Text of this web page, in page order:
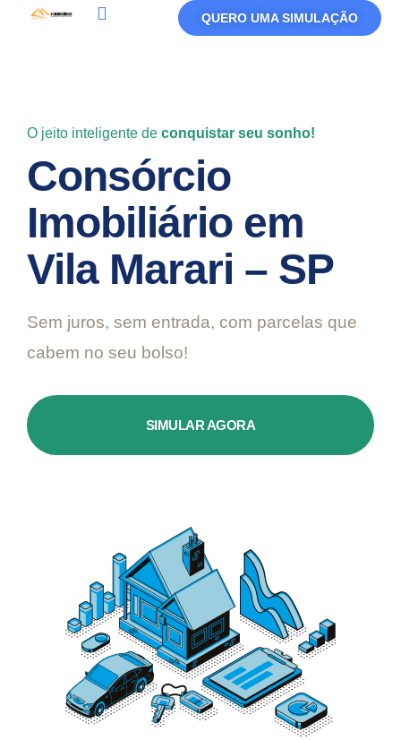
QUERO UMA SIMULAÇÃO
O jeito inteligente de conquistar seu sonho!
Consórcio
Imobiliário em
Vila Marari – SP
Sem juros, sem entrada, com parcelas que
cabem no seu bolso!
SIMULAR AGORA